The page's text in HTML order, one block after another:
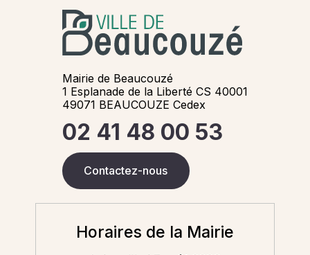
Mairie de Beaucouzé
1 Esplanade de la Liberté CS 40001
49071 BEAUCOUZE Cedex
02 41 48 00 53
Contactez-nous
Horaires de la Mairie